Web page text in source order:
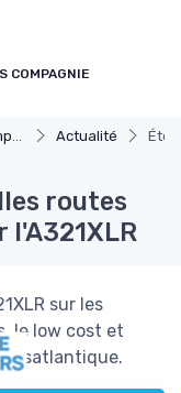
COMPAGNIE
Actualité Été
routes
l'A321XLR
sur les
le low cost et